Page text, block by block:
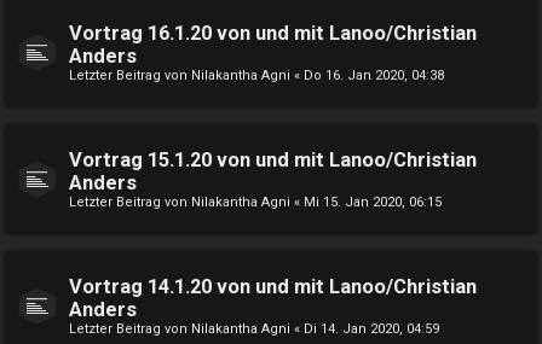
Vortrag 16.1.20 von und mit Lanoo/Christian
Anders
Letzter Beitrag von Nilakantha Agni « Do 16. Jan 2020, 04:38
Vortrag 15.1.20 von und mit Lanoo/Christian
Anders
Letzter Beitrag von Nilakantha Agni « Mi 15. Jan 2020, 06:15
Vortrag 14.1.20 von und mit Lanoo/Christian
Anders
Letzter Beitrag von Nilakantha Agni « Di 14. Jan 2020, 04:59